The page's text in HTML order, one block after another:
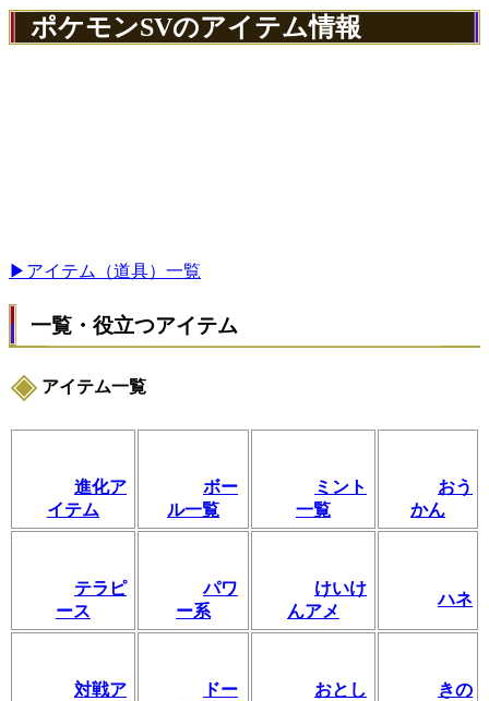
ポケモンSVのアイテム情報
▶アイテム（道具）一覧
一覧・役立つアイテム
アイテム一覧
進化ア
イテム
ボー
ル一覧
ミント
一覧
おう
かん
テラピ
ース
パワ
ー系
けいけ
んアメ
ハネ
対戦ア
ドー
おとし
きの